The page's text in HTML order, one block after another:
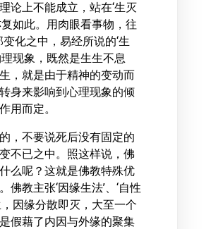
论上不能成立，站在‘生灭
如此。用肉眼看事物，往
化之中，易经所说的‘生
现象，既然是生生不息
，就是由于精神的变动而
身来影响到心理现象的倾
用而定。
，不要说死后没有固定的
不已之中。照这样说，佛
么呢？这就是佛教特殊优
教主张‘因缘生法’、‘自性
因缘分散即灭，​大至​一个
假藉了内因与外缘的聚集